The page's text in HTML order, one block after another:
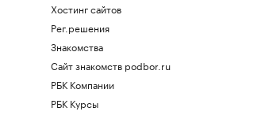
Хостинг сайтов
Рег.решения
Знакомства
Сайт знакомств podbor.ru
РБК Компании
РБК Курсы